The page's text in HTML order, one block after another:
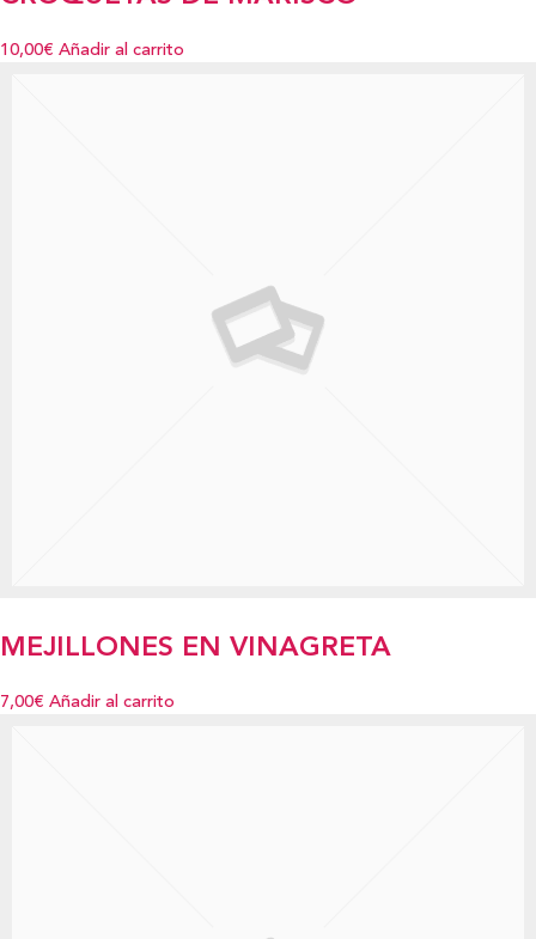
10,00€ Añadir al carrito
MEJILLONES EN VINAGRETA
7,00€ Añadir al carrito